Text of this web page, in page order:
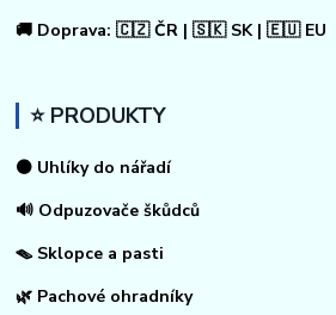
🚚 Doprava: 🇨🇿 ČR | 🇸🇰 SK | 🇪🇺 EU
⭐ PRODUKTY
⚫ Uhlíky do nářadí
🔊 Odpuzovače škůdců
🪤 Sklopce a pasti
🌿 Pachové ohradníky